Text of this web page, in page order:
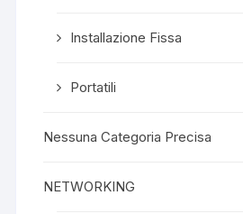
Installazione Fissa
Portatili
Nessuna Categoria Precisa
NETWORKING